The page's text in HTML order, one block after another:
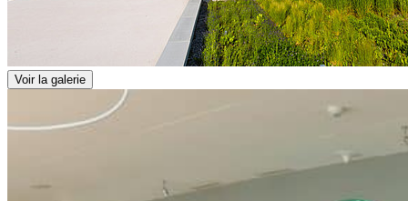
Voir la galerie